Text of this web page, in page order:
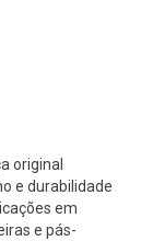
original
e durabilidade
em
e pás-